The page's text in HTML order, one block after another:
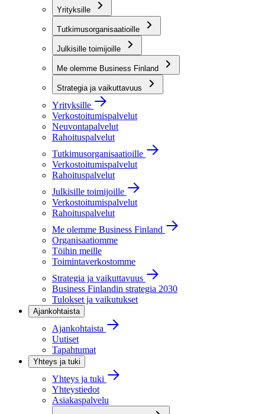
Yrityksille
Tutkimusorganisaatioille
Julkisille toimijoille
Me olemme Business Finland
Strategia ja vaikuttavuus
Yrityksille
Verkostoitumispalvelut
Neuvontapalvelut
Rahoituspalvelut
Tutkimusorganisaatioille
Verkostoitumispalvelut
Rahoituspalvelut
Julkisille toimijoille
Verkostoitumispalvelut
Rahoituspalvelut
Me olemme Business Finland
Organisaatiomme
Töihin meille
Toimintaverkostomme
Strategia ja vaikuttavuus
Business Finlandin strategia 2030
Tulokset ja vaikutukset
Ajankohtaista
Ajankohtaista
Uutiset
Tapahtumat
Yhteys ja tuki
Yhteys ja tuki
Yhteystiedot
Asiakaspalvelu